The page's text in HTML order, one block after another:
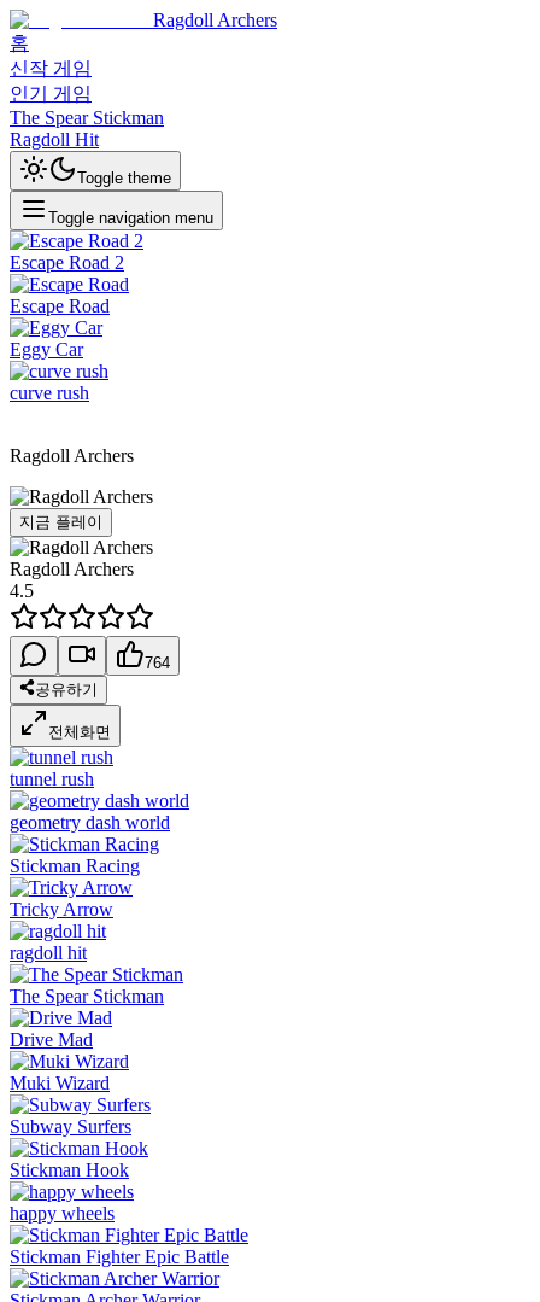
Ragdoll Archers
홈
신작 게임
인기 게임
The Spear Stickman
Ragdoll Hit
Toggle theme
Toggle navigation menu
Escape Road 2
Escape Road
Eggy Car
curve rush
Ragdoll Archers
지금 플레이
Ragdoll Archers
4.5
764
공유하기
전체화면
tunnel rush
geometry dash world
Stickman Racing
Tricky Arrow
ragdoll hit
The Spear Stickman
Drive Mad
Muki Wizard
Subway Surfers
Stickman Hook
happy wheels
Stickman Fighter Epic Battle